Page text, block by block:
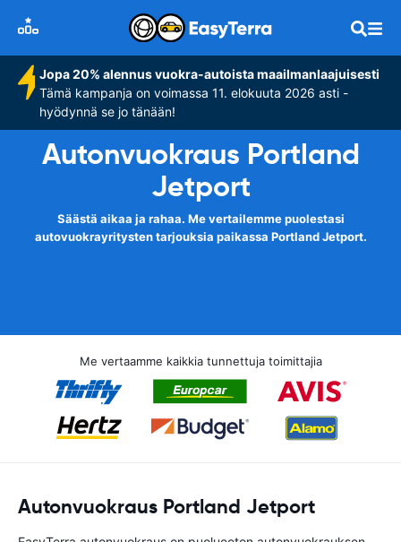
Jopa 20% alennus vuokra-autoista maailmanlaajuisesti
Tämä kampanja on voimassa 11. elokuuta 2026 asti -
hyödynnä se jo tänään!
Autonvuokraus Portland
Jetport
Säästä aikaa ja rahaa. Me vertailemme puolestasi
autovuokrayritysten tarjouksia paikassa Portland Jetport.
Me vertaamme kaikkia tunnettuja toimittajia
Autonvuokraus Portland Jetport